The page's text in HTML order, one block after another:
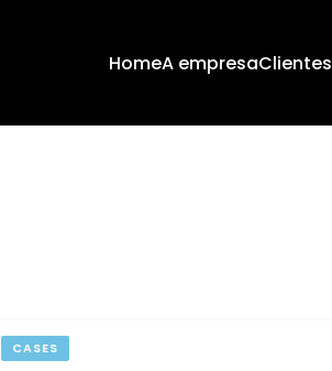
HomeA empresaClientes
CASES